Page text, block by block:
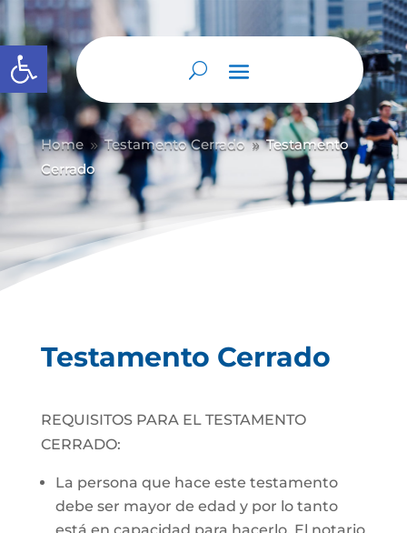
Abrir barra de herramientas
Home 9 Testamento Cerrado 9 Testamento
Cerrado
Testamento Cerrado
REQUISITOS PARA EL TESTAMENTO
CERRADO:
La persona que hace este testamento
debe ser mayor de edad y por lo tanto